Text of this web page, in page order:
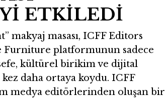
ETKİLEDİ
makyaj masası, ICFF Editors
Furniture platformunun sadece
kültürel birikim ve dijital
daha ortaya koydu. ICFF
medya editörlerinden oluşan bir